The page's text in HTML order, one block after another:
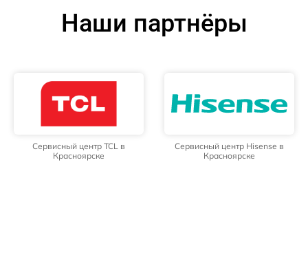
Наши партнёры
Сервисный центр TCL в
Красноярске
Сервисный центр Hisense в
Красноярске